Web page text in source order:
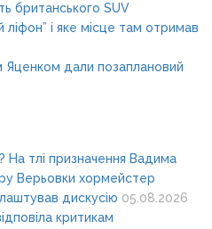
британського SUV
і яке місце там отримав
Яценком дали позаплановий
На тлі призначення Вадима
Верьовки хормейстер
дискусію 05.08.2026
критикам